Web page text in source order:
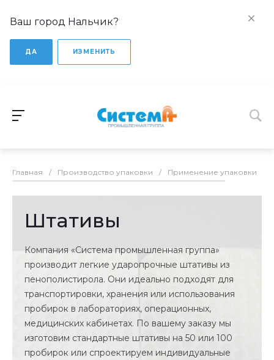
Ваш город Нальчик?
ДА ИЗМЕНИТЬ
Главная / Производство упаковки / Применение упаковки
Штативы
Компания «Система промышленная группа»
производит легкие ударопрочные штативы из
пенополистирола. Они идеально подходят для
транспортировки, хранения или использования
пробирок в лабораториях, операционных,
медицинских кабинетах. По вашему заказу мы
изготовим стандартные штативы на 50 или 100
пробирок или спроектируем индивидуальные